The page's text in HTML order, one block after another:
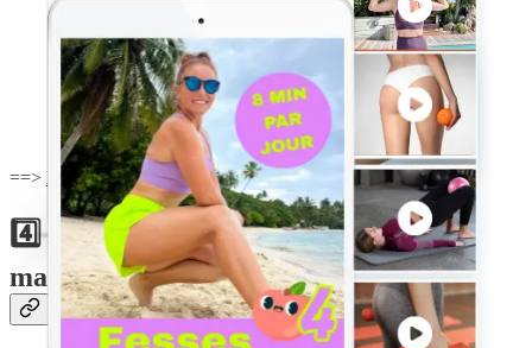
==> Les Programmes Courts LeBootCamp.FIT
4️⃣ Manger riche en oméga-3 et
magnésium